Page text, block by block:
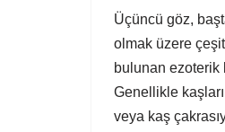
Üçüncü göz,
olmak üzere
bulunan ezoterik
Genellikle
veya kaş